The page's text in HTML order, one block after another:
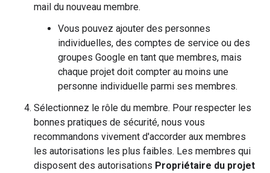
mail du nouveau membre.
Vous pouvez ajouter des personnes
individuelles, des comptes de service ou des
groupes Google en tant que membres, mais
chaque projet doit compter au moins une
personne individuelle parmi ses membres.
Sélectionnez le rôle du membre. Pour respecter les
bonnes pratiques de sécurité, nous vous
recommandons vivement d'accorder aux membres
les autorisations les plus faibles. Les membres qui
disposent des autorisations Propriétaire du projet